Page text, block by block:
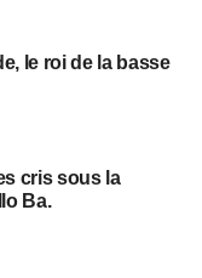
le roi de la basse
cris sous la
Ba.